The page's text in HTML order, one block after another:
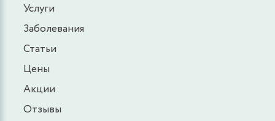
Услуги
Заболевания
Статьи
Цены
Акции
Отзывы